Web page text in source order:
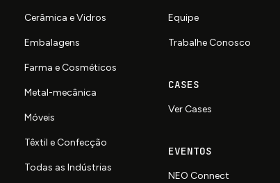
Cerâmica e Vidros
Embalagens
Farma e Cosméticos
Metal-mecânica
Móveis
Têxtil e Confecção
Todas as Indústrias
Equipe
Trabalhe Conosco
CASES
Ver Cases
EVENTOS
NEO Connect